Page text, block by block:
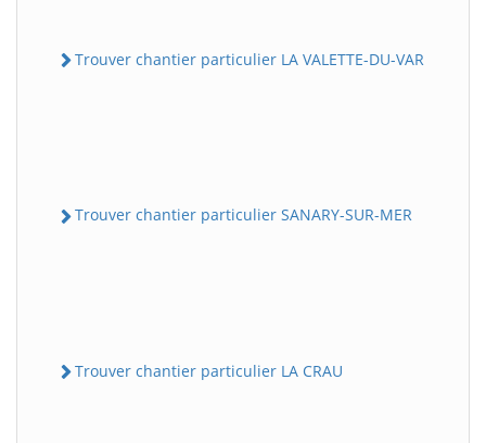
Trouver chantier particulier LA VALETTE-DU-VAR
Trouver chantier particulier SANARY-SUR-MER
Trouver chantier particulier LA CRAU